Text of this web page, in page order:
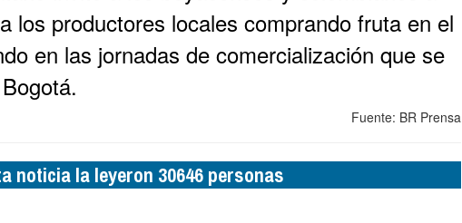
los productores locales comprando fruta en el
en las jornadas de comercialización que se
Fuente: BR Prensa
noticia la leyeron 30646 personas